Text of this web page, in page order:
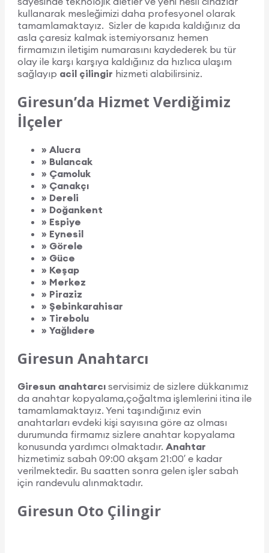
kullanarak mesleğimizi daha profesyonel olarak
tamamlamaktayız. Sizler de kapıda kaldığınız da
asla çaresiz kalmak istemiyorsanız hemen
firmamızın iletişim numarasını kaydederek bu tür
olay ile karşı karşıya kaldığınız da hızlıca ulaşım
sağlayıp acil çilingir hizmeti alabilirsiniz.
Giresun’da Hizmet Verdiğimiz
İlçeler
» Alucra
» Bulancak
» Çamoluk
» Çanakçı
» Dereli
» Doğankent
» Espiye
» Eynesil
» Görele
» Güce
» Keşap
» Merkez
» Piraziz
» Şebinkarahisar
» Tirebolu
» Yağlıdere
Giresun Anahtarcı
Giresun anahtarcı servisimiz de sizlere dükkanımız
da anahtar kopyalama,çoğaltma işlemlerini itina ile
tamamlamaktayız. Yeni taşındığınız evin
anahtarları evdeki kişi sayısına göre az olması
durumunda firmamız sizlere anahtar kopyalama
konusunda yardımcı olmaktadır. Anahtar
hizmetimiz sabah 09:00 akşam 21:00′ e kadar
verilmektedir. Bu saatten sonra gelen işler sabah
için randevulu alınmaktadır.
Giresun Oto Çilingir